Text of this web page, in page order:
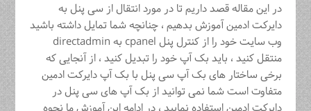
در این مقاله قصد داریم تا در مورد انتقال از سی پنل به
دایرکت ادمین آموزش بدهیم ، چنانچه شما تمایل داشته باشید
وب سایت خود را از کنترل پنل cpanel به directadmin
منتقل کنید ، باید بک آپ خود را تبدیل کنید ، از آنجایی که
برخی ساختار های بک آپ سی پنل با بک آپ دایرکت ادمین
متفاوت است شما نمی توانید از بک آپ های سی پنل در